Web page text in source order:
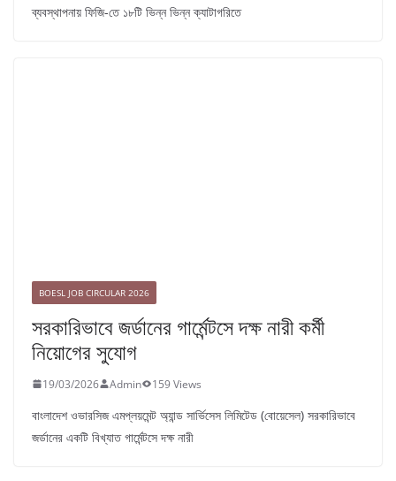
ব্যবস্থাপনায় ফিজি-তে ১৮টি ভিন্ন ভিন্ন ক্যাটাগরিতে
BOESL JOB CIRCULAR 2026
সরকারিভাবে জর্ডানের গার্মেন্টসে দক্ষ নারী কর্মী
নিয়োগের সুযোগ
19/03/2026 Admin 159 Views
বাংলাদেশ ওভারসিজ এমপ্লয়মেন্ট অ্যান্ড সার্ভিসেস লিমিটেড (বোয়েসেল) সরকারিভাবে
জর্ডানের একটি বিখ্যাত গার্মেন্টসে দক্ষ নারী